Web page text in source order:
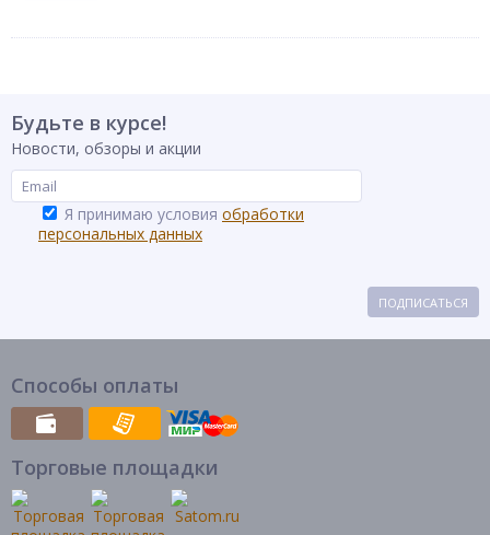
Будьте в курсе!
Новости, обзоры и акции
Я принимаю условия обработки
персональных данных
ПОДПИСАТЬСЯ
Способы оплаты
Торговые площадки